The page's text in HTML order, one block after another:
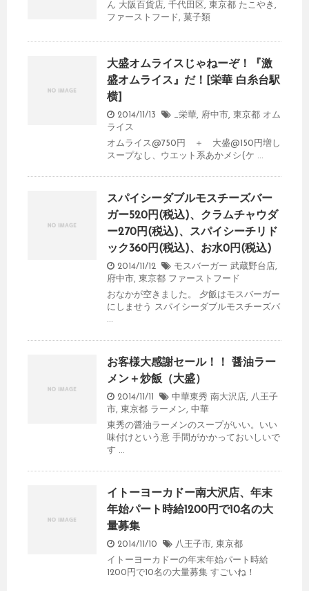
ん 大阪百貨店, 千代田区 , 東京都 たこやき ,
ファーストフード, 菓子類
大盛オムライスじゃねーぞ！『激
盛オムライス』だ！[栄華 白糸台駅
横]
2014/11/13 _栄華, 府中市, 東京都 オム
ライス
オムライス@750円 ＋ 大盛@150円増し
スープなし、ウエット系あかメシ(ケ ...
スパイシーダブルモスチーズバー
ガー520円(税込)、クラムチャウダ
ー270円(税込)、スパイシーチリド
ック360円(税込)、お水0円(税込)
2014/11/12 モスバーガー 武蔵野台店,
府中市, 東京都 ファーストフード
おなかが空きました。 夕飯はモスバーガー
にしませう スパイシーダブルモスチーズバ
...
お客様大感謝セール！！ 醤油ラー
メン＋炒飯（大盛）
2014/11/11 中華東秀 南大沢店, 八王子
市, 東京都 ラーメン, 中華
東秀の醤油ラーメンのスープがいい。いい
味付けという意 手間がかかっておいしいで
す ...
イトーヨーカドー南大沢店、年末
年始パート時給1200円で10名の大
量募集
2014/11/10 八王子市, 東京都
イトーヨーカドーの年末年始パート時給
1200円で10名の大量募集 すごいね！